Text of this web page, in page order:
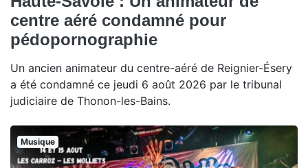
centre aéré condamné pour
pédopornographie
Un ancien animateur du centre-aéré de Reignier-Ésery
a été condamné ce jeudi 6 août 2026 par le tribunal
judiciaire de Thonon-les-Bains.
Musique